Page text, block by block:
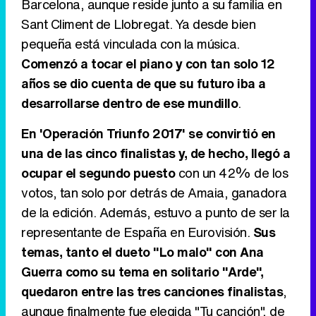
Tráiler de la tercera temporada de 'The Walking Dead: Dead City' de AMC+
Barcelona, aunque reside junto a su familia en
Sant Climent de Llobregat. Ya desde bien
pequeña está vinculada con la música.
Comenzó a tocar el piano y con tan solo 12
años se dio cuenta de que su futuro iba a
desarrollarse dentro de ese mundillo.
En 'Operación Triunfo 2017' se convirtió en
una de las cinco finalistas y, de hecho, llegó a
ocupar el segundo puestocon un 42% de los
votos, tan solo por detrás de Amaia, ganadora
de la edición. Además, estuvo a punto de ser la
representante de España en Eurovisión. Sus
temas, tanto el dueto "Lo malo" con Ana
Guerra como su tema en solitario "Arde",
quedaron entre las tres canciones finalistas,
aunque finalmente fue elegida "Tu canción", de